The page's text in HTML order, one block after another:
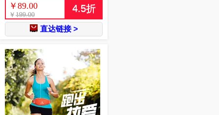
￥ 89.00
￥ 199.00
4.5折
直达链接 >